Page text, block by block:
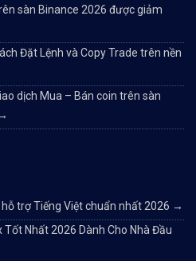
sàn Binance 2026 được giảm
Đặt Lệnh và Copy Trade trên nền
dịch Mua – Bán coin trên sàn
trợ Tiếng Việt chuẩn nhất 2026 →
Tốt Nhất 2026 Dành Cho Nhà Đầu